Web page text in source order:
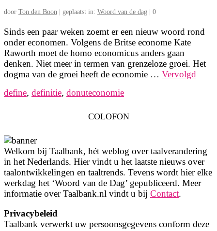
door Ton den Boon geplaatst in: Woord van de dag 0
Sinds een paar weken zoemt er een nieuw woord rond
onder economen. Volgens de Britse econome Kate
Raworth moet de homo economicus anders gaan
denken. Niet meer in termen van grenzeloze groei. Het
dogma van de groei heeft de economie … Vervolgd
define, definitie, donuteconomie
COLOFON
Welkom bij Taalbank, hét weblog over taalverandering
in het Nederlands. Hier vindt u het laatste nieuws over
taalontwikkelingen en taaltrends. Tevens wordt hier elke
werkdag het ‘Woord van de Dag’ gepubliceerd. Meer
informatie over Taalbank.nl vindt u bij Contact.
Privacybeleid
Taalbank verwerkt uw persoonsgegevens conform deze